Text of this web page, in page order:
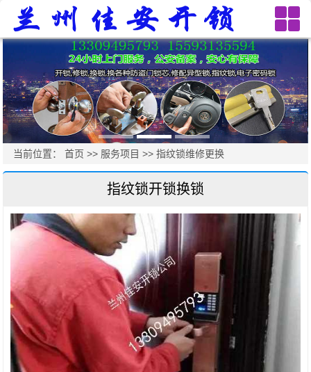
当前位置：首页 >> 服务项目 >>指纹锁维修更换
指纹锁开锁换锁